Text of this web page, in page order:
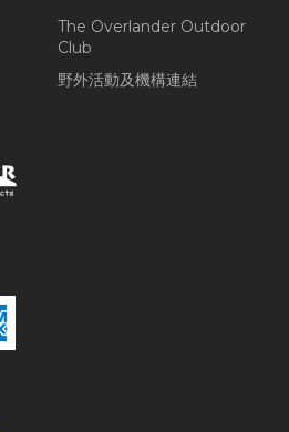
The Overlander Outdoor
Club
野外活動及機構連結